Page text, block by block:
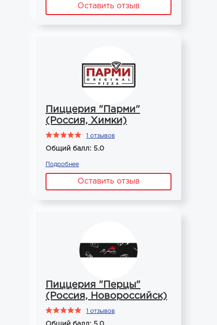
Оставить отзыв
Пиццерия "Парми"
(Россия, Химки)
1 отзывов
Общий балл: 5.0
Подробнее
Оставить отзыв
Пиццерия "Перцы"
(Россия, Новороссийск)
1 отзывов